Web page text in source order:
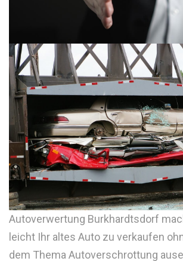
Autoverwertung Burkhardtsdorf
leicht Ihr altes Auto zu verkaufen
dem Thema Autoverschrottung